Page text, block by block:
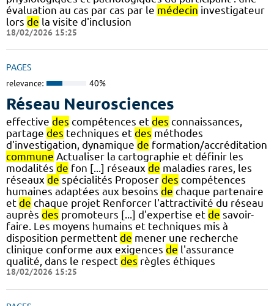
évaluation au cas par cas par le médecin investigateur
lors de la visite d'inclusion
18/02/2026 15:25
PAGES
relevance: 40%
Réseau Neurosciences
effective des compétences et des connaissances,
partage des techniques et des méthodes
d'investigation, dynamique de formation/accréditation
commune Actualiser la cartographie et définir les
modalités de fon [...] réseaux de maladies rares, les
réseaux de spécialités Proposer des compétences
humaines adaptées aux besoins de chaque partenaire
et de chaque projet Renforcer l'attractivité du réseau
auprès des promoteurs [...] d'expertise et de savoir-
faire. Les moyens humains et techniques mis à
disposition permettent de mener une recherche
clinique conforme aux exigences de l'assurance
qualité, dans le respect des règles éthiques
18/02/2026 15:25